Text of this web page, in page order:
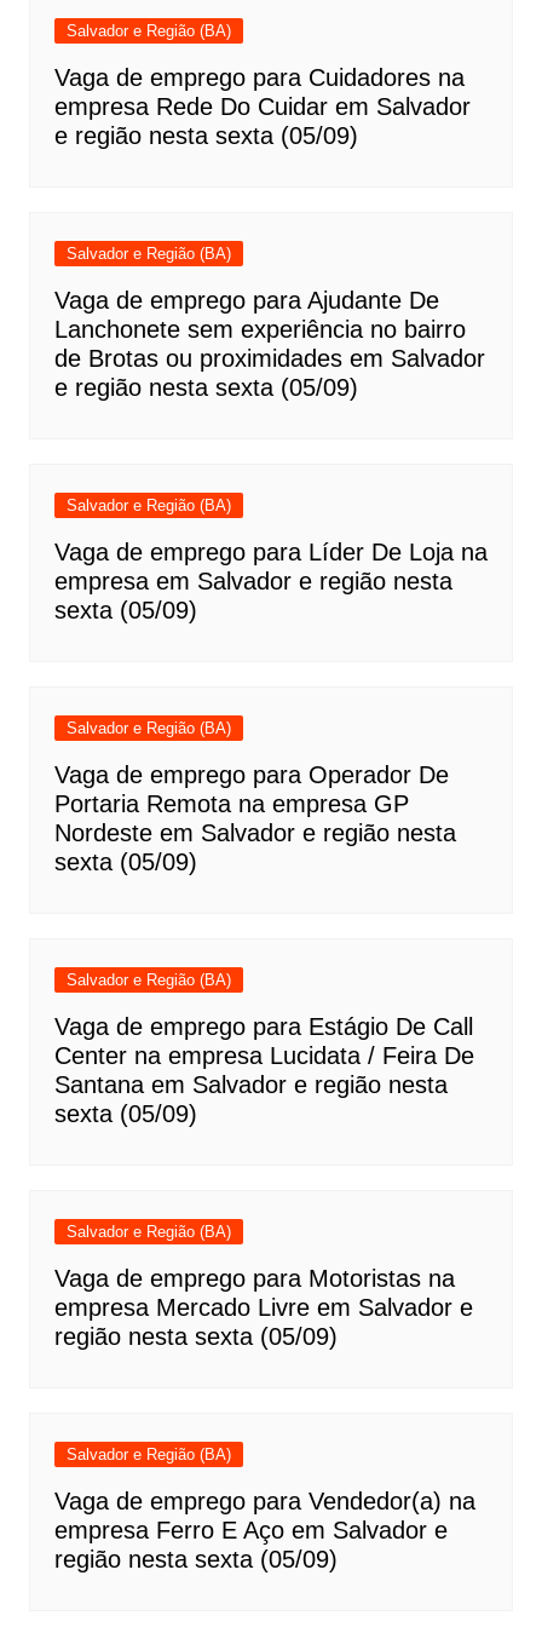
Salvador e Região (BA)
Vaga de emprego para Cuidadores na
empresa Rede Do Cuidar em Salvador
e região nesta sexta (05/09)
Salvador e Região (BA)
Vaga de emprego para Ajudante De
Lanchonete sem experiência no bairro
de Brotas ou proximidades em Salvador
e região nesta sexta (05/09)
Salvador e Região (BA)
Vaga de emprego para Líder De Loja na
empresa em Salvador e região nesta
sexta (05/09)
Salvador e Região (BA)
Vaga de emprego para Operador De
Portaria Remota na empresa GP
Nordeste em Salvador e região nesta
sexta (05/09)
Salvador e Região (BA)
Vaga de emprego para Estágio De Call
Center na empresa Lucidata / Feira De
Santana em Salvador e região nesta
sexta (05/09)
Salvador e Região (BA)
Vaga de emprego para Motoristas na
empresa Mercado Livre em Salvador e
região nesta sexta (05/09)
Salvador e Região (BA)
Vaga de emprego para Vendedor(a) na
empresa Ferro E Aço em Salvador e
região nesta sexta (05/09)